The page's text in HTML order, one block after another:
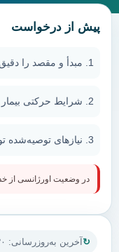
آخرین به‌روزرسانی: ۳۰ تیر ۱۴۰۵
پیش از درخواست
مبدأ و مقصد را دقیق
شرایط حرکتی بیمار
نیازهای
در وضعیت اورژانسی از